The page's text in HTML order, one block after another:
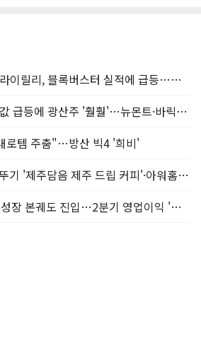
[美증시 특징주] 일라이릴리, 블록버스터 실적에 급등…마운자로 매출 폭발
[美증시 특징주] 금값 급등에 광산주 '훨훨'…뉴몬트·바릭마이닝 주도
로템 주춤"…방산 빅4 '희비'
[오늘의 언박싱] 오뚜기 '제주담음 제주 드립 커피'·아워홈 ‘갓석박지’ 外
LG유플러스, AIDC 성장 본궤도 진입…2분기 영업이익 '역대 최대'